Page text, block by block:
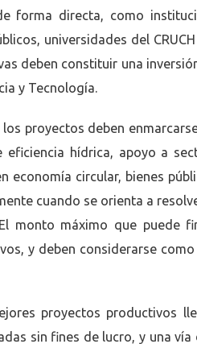
forma directa, como
universidades del
deben constituir una
y Tecnología.
proyectos deben
hídrica, apoyo a
circular, bienes
cuando se orienta a
monto máximo que puede
y deben considerarse
proyectos productivos
sin fines de lucro, y una